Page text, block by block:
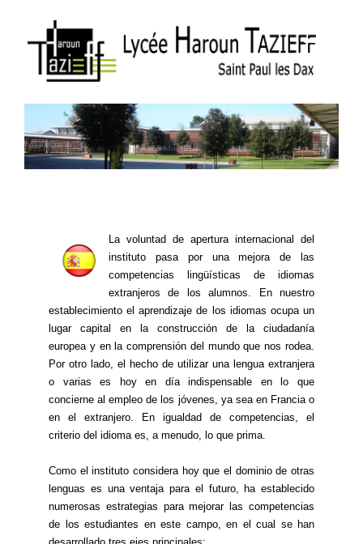
La voluntad de apertura internacional del
instituto pasa por una mejora de las
competencias lingüísticas de idiomas
extranjeros de los alumnos. En nuestro
establecimiento el aprendizaje de los idiomas ocupa un
lugar capital en la construcción de la ciudadanía
europea y en la comprensión del mundo que nos rodea.
Por otro lado, el hecho de utilizar una lengua extranjera
o varias es hoy en día indispensable en lo que
concierne al empleo de los jóvenes, ya sea en Francia o
en el extranjero. En igualdad de competencias, el
criterio del idioma es, a menudo, lo que prima.
Como el instituto considera hoy que el dominio de otras
lenguas es una ventaja para el futuro, ha establecido
numerosas estrategias para mejorar las competencias
de los estudiantes en este campo, en el cual se han